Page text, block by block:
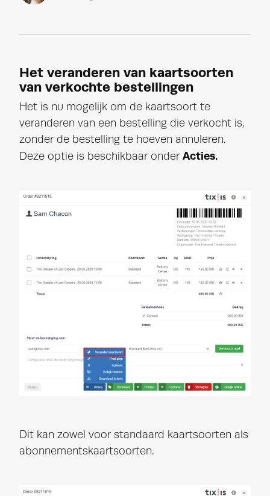
Het veranderen van kaartsoorten
van verkochte bestellingen
Het is nu mogelijk om de kaartsoort te
veranderen van een bestelling die verkocht is,
zonder de bestelling te hoeven annuleren.
Deze optie is beschikbaar onder Acties.
Dit kan zowel voor standaard kaartsoorten als
abonnementskaartsoorten.